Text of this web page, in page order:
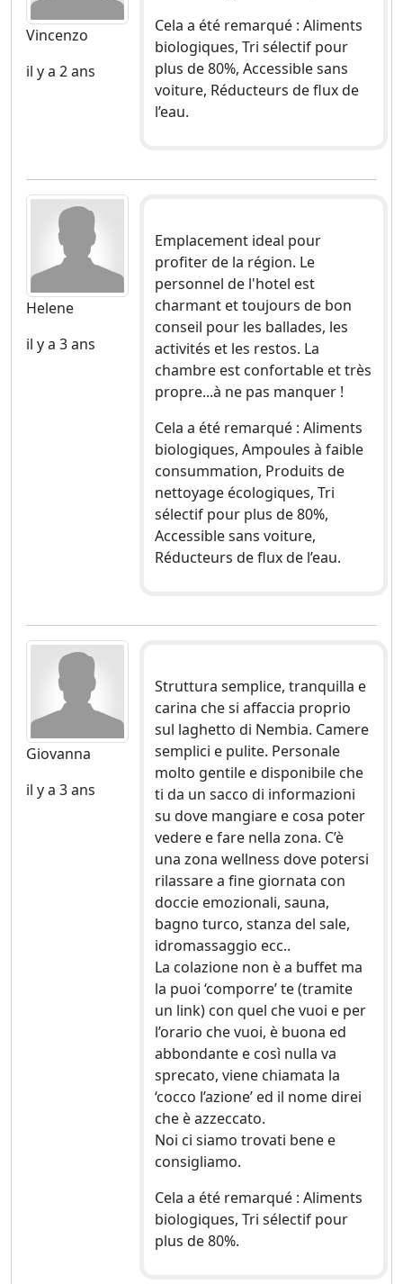
Vincenzo
il y a 2 ans
Cela a été remarqué : Aliments
biologiques, Tri sélectif pour
plus de 80%, Accessible sans
voiture, Réducteurs de flux de
l’eau.
Helene
il y a 3 ans
Emplacement ideal pour
profiter de la région. Le
personnel de l'hotel est
charmant et toujours de bon
conseil pour les ballades, les
activités et les restos. La
chambre est confortable et très
propre...à ne pas manquer !
Cela a été remarqué : Aliments
biologiques, Ampoules à faible
consummation, Produits de
nettoyage écologiques, Tri
sélectif pour plus de 80%,
Accessible sans voiture,
Réducteurs de flux de l’eau.
Giovanna
il y a 3 ans
Struttura semplice, tranquilla e
carina che si affaccia proprio
sul laghetto di Nembia. Camere
semplici e pulite. Personale
molto gentile e disponibile che
ti da un sacco di informazioni
su dove mangiare e cosa poter
vedere e fare nella zona. C’è
una zona wellness dove potersi
rilassare a fine giornata con
doccie emozionali, sauna,
bagno turco, stanza del sale,
idromassaggio ecc..
La colazione non è a buffet ma
la puoi ‘comporre’ te (tramite
un link) con quel che vuoi e per
l’orario che vuoi, è buona ed
abbondante e così nulla va
sprecato, viene chiamata la
‘cocco l’azione’ ed il nome direi
che è azzeccato.
Noi ci siamo trovati bene e
consigliamo.
Cela a été remarqué : Aliments
biologiques, Tri sélectif pour
plus de 80%.